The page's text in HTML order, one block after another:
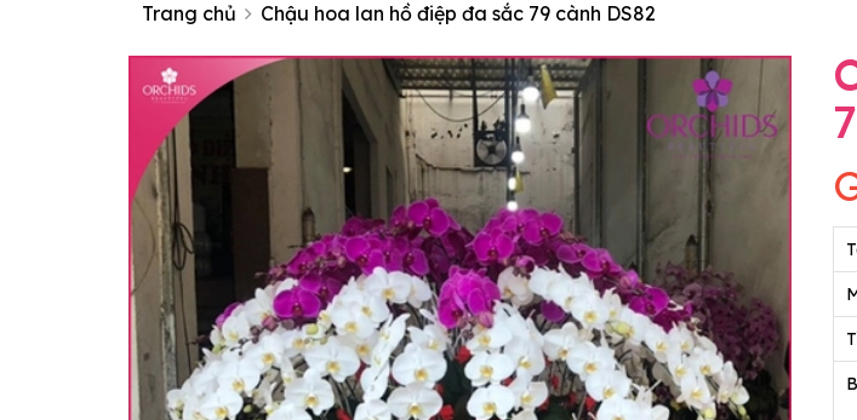
Trang chủ Chậu hoa lan hồ điệp đa sắc 79 cành DS82